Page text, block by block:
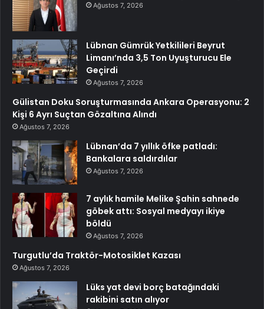
Ağustos 7, 2026
Lübnan Gümrük Yetkilileri Beyrut
Limanı’nda 3,5 Ton Uyuşturucu Ele
Geçirdi
Ağustos 7, 2026
Gülistan Doku Soruşturmasında Ankara Operasyonu: 2
Kişi 6 Ayrı Suçtan Gözaltına Alındı
Ağustos 7, 2026
Lübnan’da 7 yıllık öfke patladı:
Bankalara saldırdılar
Ağustos 7, 2026
7 aylık hamile Melike Şahin sahnede
göbek attı: Sosyal medyayı ikiye
böldü
Ağustos 7, 2026
Turgutlu’da Traktör-Motosiklet Kazası
Ağustos 7, 2026
Lüks yat devi borç batağındaki
rakibini satın alıyor